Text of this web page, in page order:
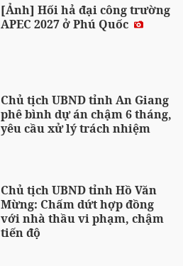
[Ảnh] Hối hả đại công trường
APEC 2027 ở Phú Quốc
Chủ tịch UBND tỉnh An Giang
phê bình dự án chậm 6 tháng,
yêu cầu xử lý trách nhiệm
Chủ tịch UBND tỉnh Hồ Văn
Mừng: Chấm dứt hợp đồng
với nhà thầu vi phạm, chậm
tiến độ